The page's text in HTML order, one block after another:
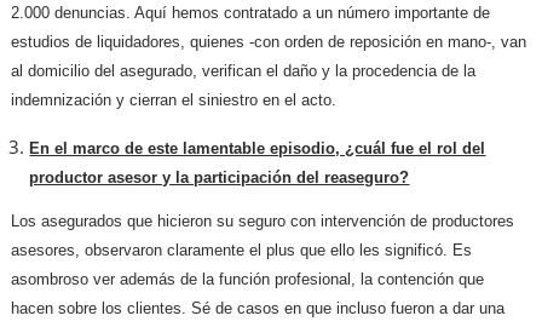
2.000 denuncias. Aquí hemos contratado a un número importante de
estudios de liquidadores, quienes -con orden de reposición en mano-, van
al domicilio del asegurado, verifican el daño y la procedencia de la
indemnización y cierran el siniestro en el acto.
En el marco de este lamentable episodio, ¿cuál fue el rol del
productor asesor y la participación del reaseguro?
Los asegurados que hicieron su seguro con intervención de productores
asesores, observaron claramente el plus que ello les significó. Es
asombroso ver además de la función profesional, la contención que
hacen sobre los clientes. Sé de casos en que incluso fueron a dar una